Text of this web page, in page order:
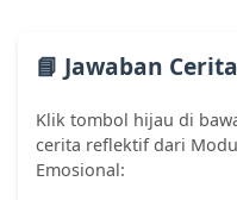
📘 Jawaban
Klik tombol hijau di
cerita reflektif dari
Emosional: